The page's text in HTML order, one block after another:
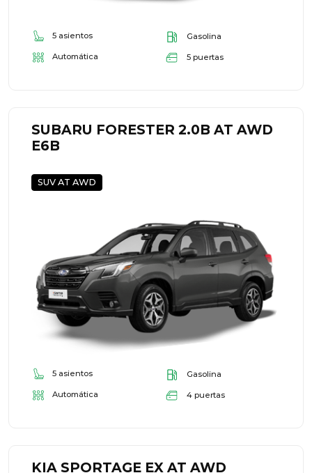
5 asientos Gasolina
Automática 5 puertas
SUBARU FORESTER 2.0B AT AWD
E6B
SUV AT AWD
5 asientos Gasolina
Automática 4 puertas
KIA SPORTAGE EX AT AWD